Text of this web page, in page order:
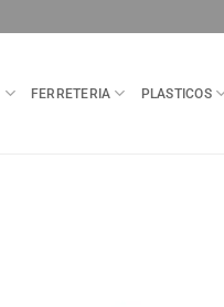
FERRETERIA PLASTICOS